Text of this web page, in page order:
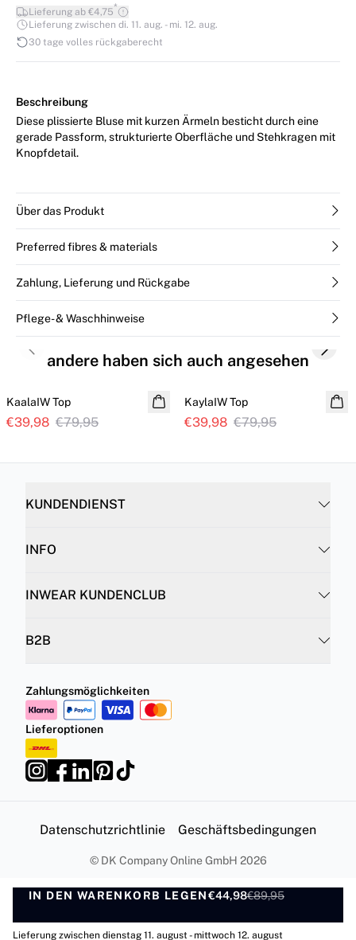
Lieferung ab €4,75*
Lieferung zwischen di. 11. aug. - mi. 12. aug.
30 tage volles rückgaberecht
IN DEN WARENKORB LEGEN€44,98€89,95
IN DEN WARENKORB LEGEN
Lieferung zwischen dienstag 11. august - mittwoch 12. august
Beschreibung
Diese plissierte Bluse mit kurzen Ärmeln besticht durch eine
gerade Passform, strukturierte Oberfläche und Stehkragen mit
Knopfdetail.
Über das Produkt
Preferred fibres & materials
Zahlung, Lieferung und Rückgabe
Pflege- & Waschhinweise
andere haben sich auch angesehen
KaalaIW Top
€39,98 €79,95
SALE
KaylaIW Top
€39,98 €79,95
Previous slide Next
KUNDENDIENST
INFO
INWEAR KUNDENCLUB
B2B
Zahlungsmöglichkeiten
Lieferoptionen
Datenschutzrichtlinie Geschäftsbedingungen
© DK Company Online GmbH 2026